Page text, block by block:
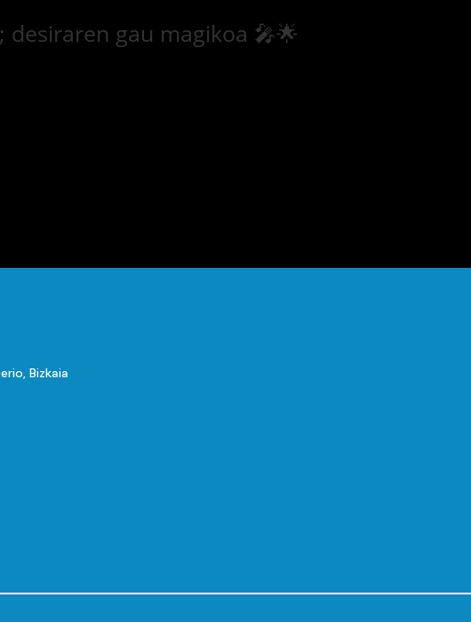
desiraren gau magikoa 🎤🌟
Bizkaia